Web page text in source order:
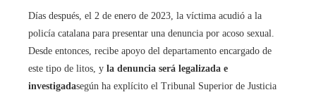
Días después, el 2 de enero de 2023, la víctima acudió a la
policía catalana para presentar una denuncia por acoso sexual.
Desde entonces, recibe apoyo del departamento encargado de
este tipo de litos, y la denuncia será legalizada e
investigadasegún ha explícito el Tribunal Superior de Justicia